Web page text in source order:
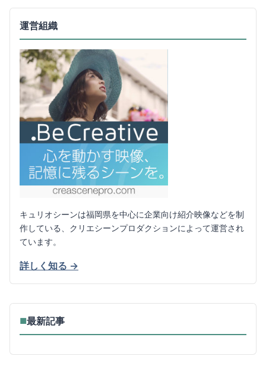
運営組織
キュリオシーンは福岡県を中心に企業向け紹介映像などを制
作している、クリエシーンプロダクションによって運営され
ています。
詳しく知る →
■最新記事